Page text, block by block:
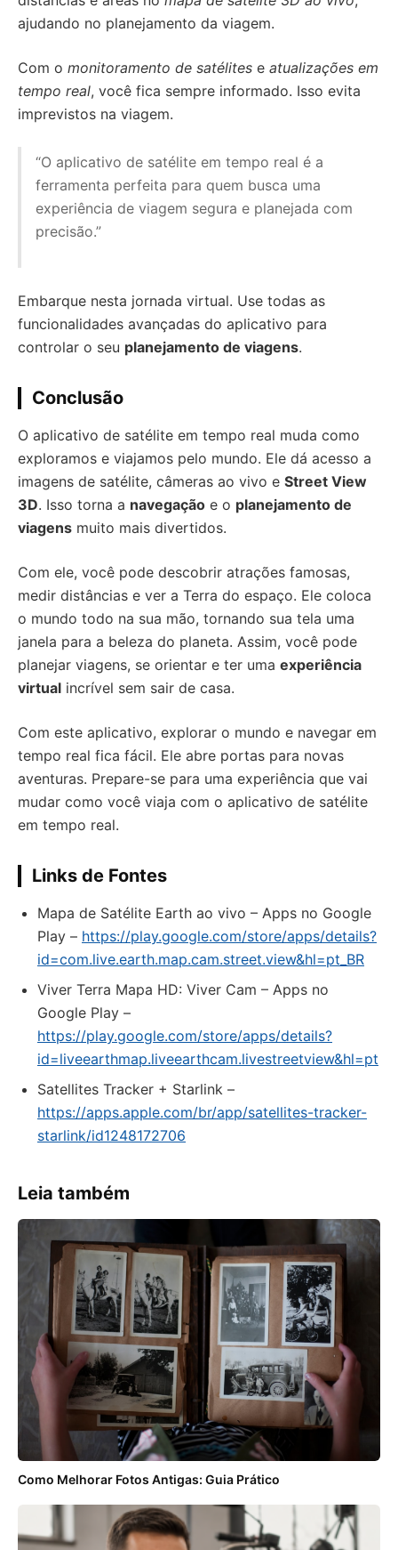
ajudando no planejamento da viagem.
Com o monitoramento de satélites e atualizações em
tempo real, você fica sempre informado. Isso evita
imprevistos na viagem.
“O aplicativo de satélite em tempo real é a
ferramenta perfeita para quem busca uma
experiência de viagem segura e planejada com
precisão.”
Embarque nesta jornada virtual. Use todas as
funcionalidades avançadas do aplicativo para
controlar o seu planejamento de viagens.
Conclusão
O aplicativo de satélite em tempo real muda como
exploramos e viajamos pelo mundo. Ele dá acesso a
imagens de satélite, câmeras ao vivo e Street View
3D. Isso torna a navegação e o planejamento de
viagens muito mais divertidos.
Com ele, você pode descobrir atrações famosas,
medir distâncias e ver a Terra do espaço. Ele coloca
o mundo todo na sua mão, tornando sua tela uma
janela para a beleza do planeta. Assim, você pode
planejar viagens, se orientar e ter uma experiência
virtual incrível sem sair de casa.
Com este aplicativo, explorar o mundo e navegar em
tempo real fica fácil. Ele abre portas para novas
aventuras. Prepare-se para uma experiência que vai
mudar como você viaja com o aplicativo de satélite
em tempo real.
Links de Fontes
Mapa de Satélite Earth ao vivo – Apps no Google
Play – https://play.google.com/store/apps/details?
id=com.live.earth.map.cam.street.view&hl=pt_BR
Viver Terra Mapa HD: Viver Cam – Apps no
Google Play –
https://play.google.com/store/apps/details?
id=liveearthmap.liveearthcam.livestreetview&hl=pt
‎Satellites Tracker + Starlink –
https://apps.apple.com/br/app/satellites-tracker-
starlink/id1248172706
Leia também
Como Melhorar Fotos Antigas: Guia Prático